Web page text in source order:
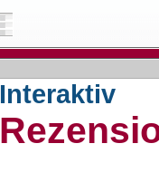
Interaktiv